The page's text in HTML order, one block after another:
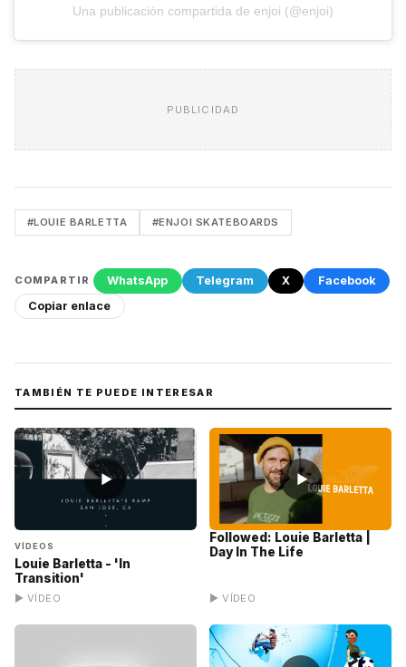
Una publicación compartida de enjoi (@enjoi)
PUBLICIDAD
#LOUIE BARLETTA #ENJOI SKATEBOARDS
COMPARTIR WhatsApp Telegram X
Facebook
Copiar enlace
TAMBIÉN TE PUEDE INTERESAR
▶
VÍDEOS
Louie Barletta - 'In
Transition'
▶ VÍDEO
▶
Followed: Louie Barletta |
Day In The Life
▶ VÍDEO